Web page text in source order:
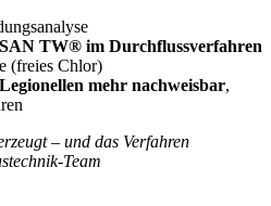
TW® im Durchflussverfahren
(freies Chlor)
mehr nachweisbar,
– und das Verfahren
Team